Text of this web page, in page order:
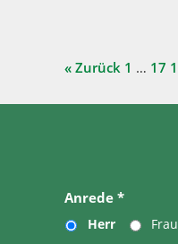
« Zurück 1 … 17
Anrede *
Herr Frau